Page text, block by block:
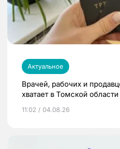
Актуальное
Врачей, рабочих и
хватает в Томской области
11:02 / 04.08.26